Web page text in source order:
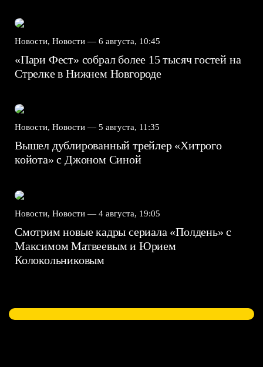
Новости, Новости — 6 августа, 10:45
«Пари Фест» собрал более 15 тысяч гостей на
Стрелке в Нижнем Новгороде
Новости, Новости — 5 августа, 11:35
Вышел дублированный трейлер «Хитрого
койота» с Джоном Синой
Новости, Новости — 4 августа, 19:05
Смотрим новые кадры сериала «Полдень» с
Максимом Матвеевым и Юрием
Колокольниковым